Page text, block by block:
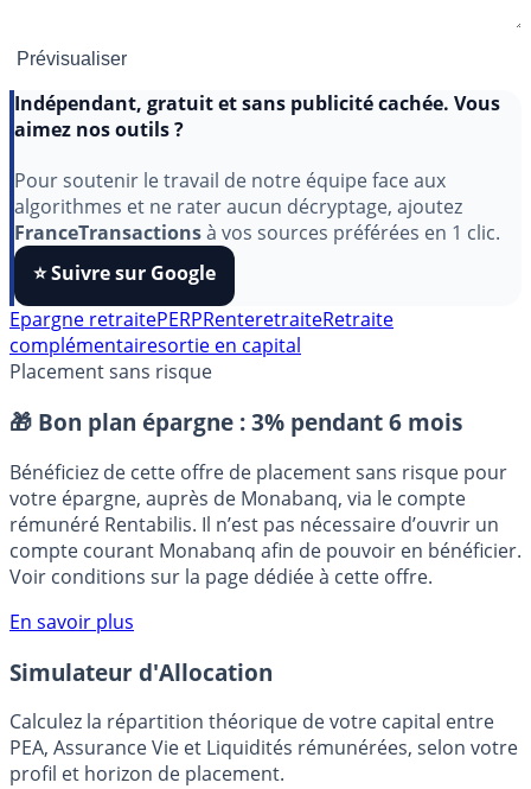
Indépendant, gratuit et sans publicité cachée. Vous
aimez nos outils ?
Pour soutenir le travail de notre équipe face aux
algorithmes et ne rater aucun décryptage, ajoutez
FranceTransactionsà vos sources préférées en 1 clic.
⭐️ Suivre sur Google
Epargne retraitePERPRenteretraiteRetraite
complémentairesortie en capital
Placement sans risque
🎁 Bon plan épargne : 3% pendant 6 mois
Bénéficiez de cette offre de placement sans risque pour
votre épargne, auprès de Monabanq, via le compte
rémunéré Rentabilis. Il n’est pas nécessaire d’ouvrir un
compte courant Monabanq afin de pouvoir en bénéficier.
Voir conditions sur la page dédiée à cette offre.
En savoir plus
Simulateur d'Allocation
Calculez la répartition théorique de votre capital entre
PEA, Assurance Vie et Liquidités rémunérées, selon votre
profil et horizon de placement.